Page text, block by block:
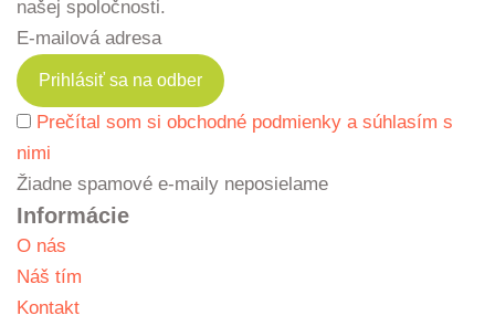
našej spoločnosti.
E-mailová adresa
Prečítal som si obchodné podmienky a súhlasím s
nimi
Žiadne spamové e-maily neposielame
Informácie
O nás
Náš tím
Kontakt